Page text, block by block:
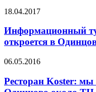
18.04.2017
Информационный
откроется в
06.05.2016
Ресторан Koster: